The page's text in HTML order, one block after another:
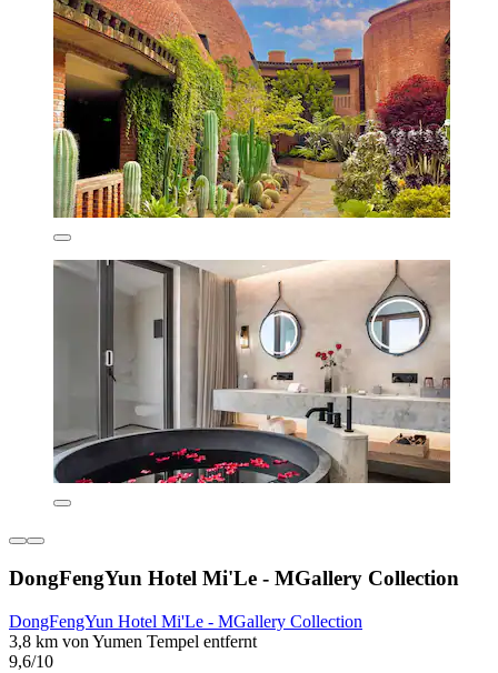
DongFengYun Hotel Mi'Le - MGallery Collection
DongFengYun Hotel Mi'Le - MGallery Collection
3,8 km von Yumen Tempel entfernt
9,6/10